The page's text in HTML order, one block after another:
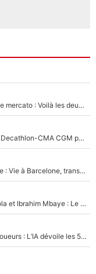
Après Maghnes Akliouche, le PSG accèlère sur le mercato : Voilà les deux nouvelles recrues qui vont signer la semaine prochaine ?
Un coéquipier de Tadej Pogacar débarque chez Decathlon-CMA CGM pour épauler Paul Seixas : «Mes meilleures années sont à venir»
Lionel Messi est endeuillé par la mort de son père : Vie à Barcelone, transfert au PSG... voilà comment Jorge Messi a joué un rôle essentiel dans sa carrière !
Un record bientôt explosé grâce à Bradley Barcola et Ibrahim Mbaye : Le PSG sur le point de réaliser un mercato historique ?
Zinédine Zidane va sélectionner des nouveaux joueurs : L’IA dévoile les 5 cracks qui pourraient rapidement le rejoindre en équipe de France !